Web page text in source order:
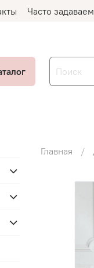
Часто
Главная